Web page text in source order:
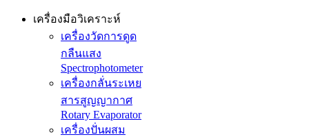
เครื่องมือวิเคราะห์
เครื่องวัดการดูด
กลืนแสง
Spectrophotometer
เครื่องกลั่นระเหย
สารสูญญากาศ
Rotary Evaporator
เครื่องปั่นผสม